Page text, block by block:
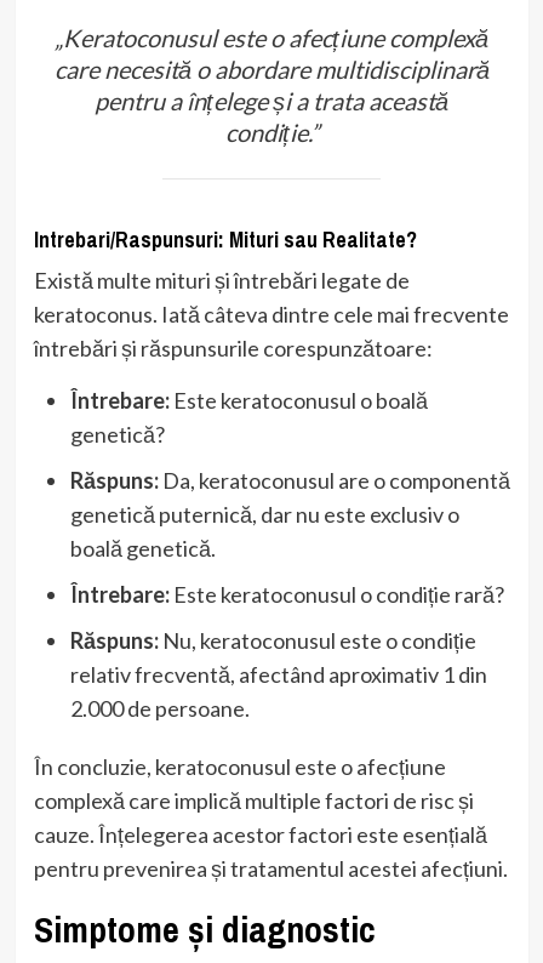
„Keratoconusul este o afecțiune complexă
care necesită o abordare multidisciplinară
pentru a înțelege și a trata această
condiție.”
Intrebari/Raspunsuri: Mituri sau Realitate?
Există multe mituri și întrebări legate de
keratoconus. Iată câteva dintre cele mai frecvente
întrebări și răspunsurile corespunzătoare:
Întrebare:Este keratoconusul o boală
genetică?
Răspuns:Da, keratoconusul are o componentă
genetică puternică, dar nu este exclusiv o
boală genetică.
Întrebare:Este keratoconusul o condiție rară?
Răspuns:Nu, keratoconusul este o condiție
relativ frecventă, afectând aproximativ 1 din
2.000 de persoane.
În concluzie, keratoconusul este o afecțiune
complexă care implică multiple factori de risc și
cauze. Înțelegerea acestor factori este esențială
pentru prevenirea și tratamentul acestei afecțiuni.
Simptome și diagnostic